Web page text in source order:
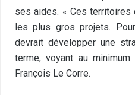
ses aides. « Ces territoires
les plus gros projets.
devrait développer une
terme, voyant au
François Le Corre.